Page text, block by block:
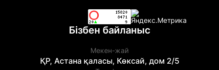
Бізбен байланыс
Мекен-жай
ҚР, Астана қаласы, Көксай, дом 2/5